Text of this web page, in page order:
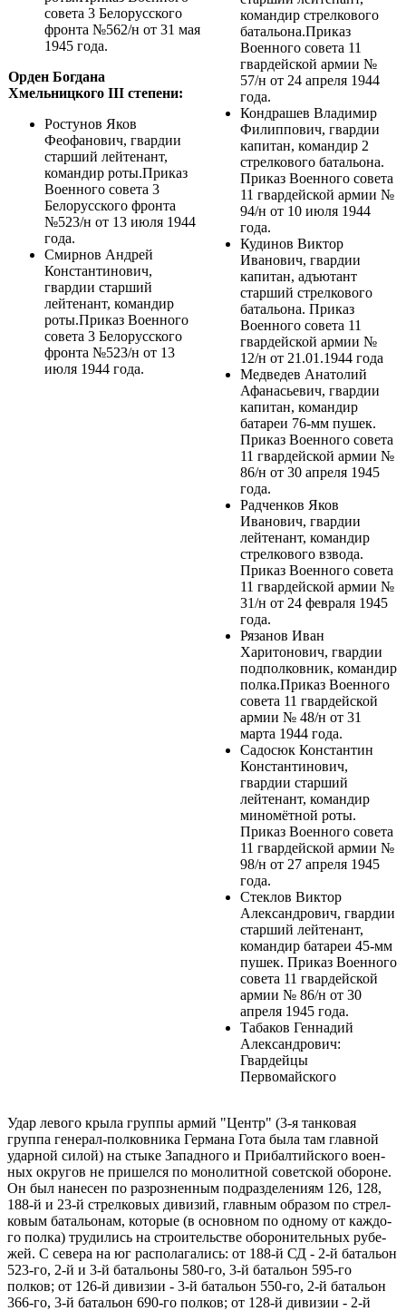
совета 3 Белорусского
фронта №562/н от 31 мая
1945 года.
Орден Богдана
Хмельницкого III степени:
Ростунов Яков
Феофанович, гвардии
старший лейтенант,
командир роты.Приказ
Военного совета 3
Белорусского фронта
№523/н от 13 июля 1944
года.
Смирнов Андрей
Константинович,
гвардии старший
лейтенант, командир
роты.Приказ Военного
совета 3 Белорусского
фронта №523/н от 13
июля 1944 года.
командир стрелкового
батальона.Приказ
Военного совета 11
гвардейской армии №
57/н от 24 апреля 1944
года.
Кондрашев Владимир
Филиппович, гвардии
капитан, командир 2
стрелкового батальона.
Приказ Военного совета
11 гвардейской армии №
94/н от 10 июля 1944
года.
Кудинов Виктор
Иванович, гвардии
капитан, адъютант
старший стрелкового
батальона. Приказ
Военного совета 11
гвардейской армии №
12/н от 21.01.1944 года
Медведев Анатолий
Афанасьевич, гвардии
капитан, командир
батареи 76-мм пушек.
Приказ Военного совета
11 гвардейской армии №
86/н от 30 апреля 1945
года.
Радченков Яков
Иванович, гвардии
лейтенант, командир
стрелкового взвода.
Приказ Военного совета
11 гвардейской армии №
31/н от 24 февраля 1945
года.
Рязанов Иван
Харитонович, гвардии
подполковник, командир
полка.Приказ Военного
совета 11 гвардейской
армии № 48/н от 31
марта 1944 года.
Садосюк Константин
Константинович,
гвардии старший
лейтенант, командир
миномётной роты.
Приказ Военного совета
11 гвардейской армии №
98/н от 27 апреля 1945
года.
Стеклов Виктор
Александрович, гвардии
старший лейтенант,
командир батареи 45-мм
пушек. Приказ Военного
совета 11 гвардейской
армии № 86/н от 30
апреля 1945 года.
Табаков Геннадий
Александрович:
Гвардейцы
Первомайского
Удар левого крыла группы армий "Центр" (3-я танковая
группа генерал-полковника Германа Гота была там главной
ударной силой) на стыке Западного и Прибалтийского воен­
ных округов не пришелся по монолитной советской обороне.
Он был нанесен по разрозненным подразделениям 126, 128,
188-й и 23-й стрелковых дивизий, главным образом по стрел­
ковым батальонам, которые (в основном по одному от каждо­
го полка) трудились на строительстве оборонительных рубе­
жей. С севера на юг располагались: от 188-й СД - 2-й баталь­он
523-го, 2-й и 3-й батальоны 580-го, 3-й батальон 595-го
полков; от 126-й дивизии - 3-й батальон 550-го, 2-й батальон
366-го, 3-й батальон 690-го полков; от 128-й дивизии - 2-й